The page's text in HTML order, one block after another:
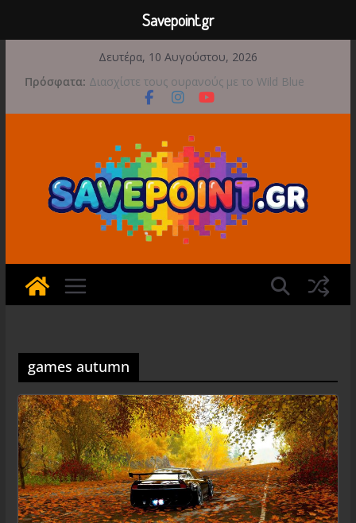
περιεχόμενο
Δευτέρα, 10 Αυγούστου, 2026
Πρόσφατα: Διασχίστε τους ουρανούς με το Wild Blue
Skies αυτό το φθινόπωρο
Διαθέσιμο το 1998: The Toll Keeper Story
Φθινοπωρινό Point and Click το Moomin:
Midsummer Madness
Μια φωτογραφική περιπέτεια συνεχίζεται στο
TOEM 2 για τις 29 Σεπτεμβρίου
games autumn
Savepoint.gr